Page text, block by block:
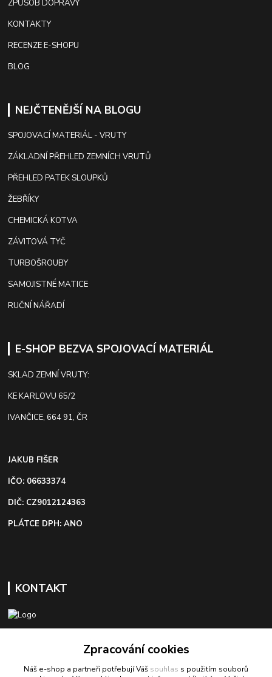
ZPŮSOB DOPRAVY
KONTAKTY
RECENZE E-SHOPU
BLOG
NEJČTENĚJŠÍ NA BLOGU
SPOJOVACÍ MATERIÁL - VRUTY
ZÁKLADNÍ PŘEHLED ZEMNÍCH VRUTŮ
PŘEHLED PATEK SLOUPKŮ
ŽEBŘÍKY
CHEMICKÁ KOTVA
ZÁVITOVÁ TYČ
TURBOŠROUBY
SAMOJISTNÉ MATICE
RUČNÍ NÁŘADÍ
E-SHOP BEZVA SPOJOVACÍ MATERIÁL
SKLAD ZEMNÍ VRUTY:
KE KARLOVU 65/2
IVANČICE, 664 91, ČR
JAKUB FIŠER
IČO: 06633374
DIČ: CZ9012124363
PLÁTCE DPH: ANO
KONTAKT
+420 603 418 822
odbyt@bezva-spojovacimaterial.cz
Zpracování cookies
Náš e-shop a partneři potřebují Váš souhlas s použitím souborů